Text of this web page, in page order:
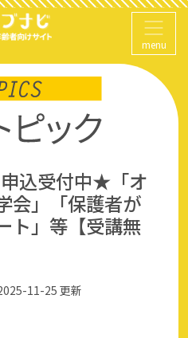
menu
込受付中★「オ
会」「保護者が
ト」等【受講無
11-25 更新